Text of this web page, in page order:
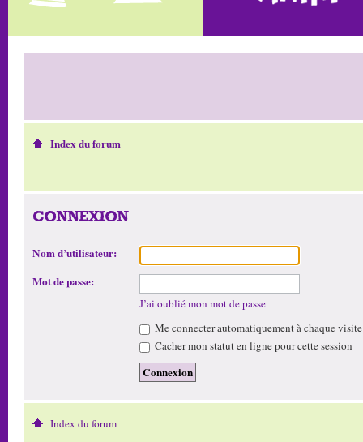
Index du forum
CONNEXION
Nom d’utilisateur:
Mot de passe:
J’ai oublié mon mot de passe
Me connecter automatiquement à chaque visite
Cacher mon statut en ligne pour cette session
Index du forum